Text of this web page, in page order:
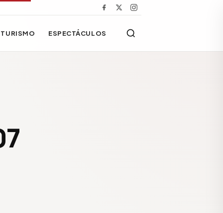
TURISMO ESPECTÁCULOS